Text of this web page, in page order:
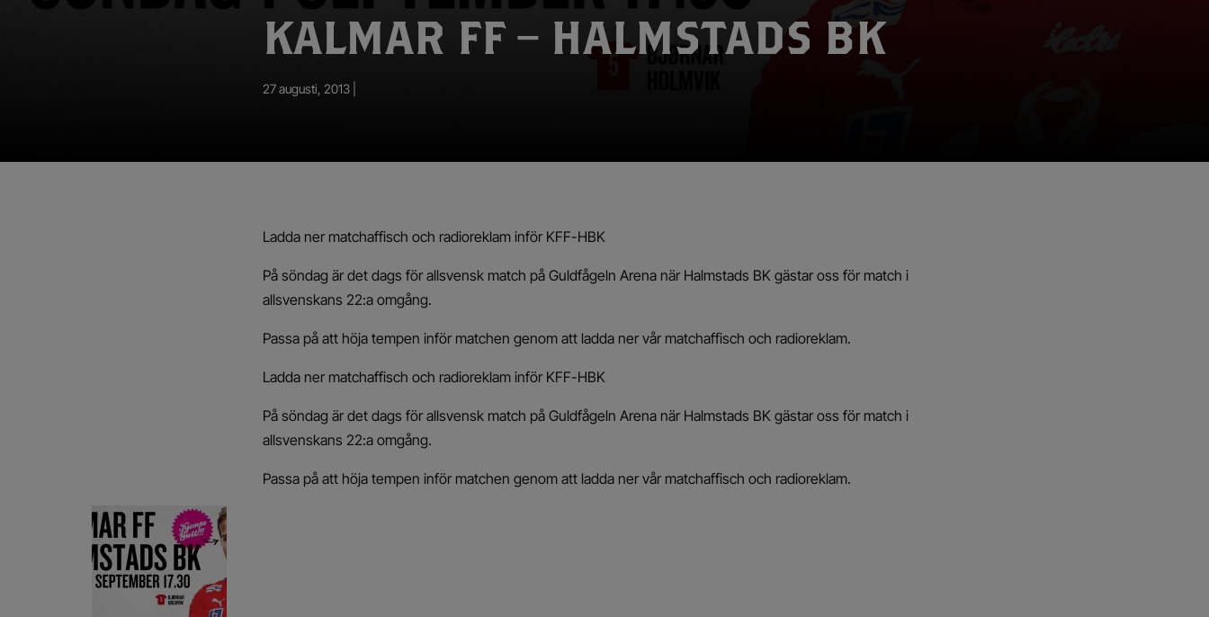
App – Användarvillkor
KALMAR FF – HALMSTADS BK
27 augusti, 2013 |
Ladda ner matchaffisch och radioreklam inför KFF-HBK
På söndag är det dags för allsvensk match på Guldfågeln Arena när Halmstads BK gästar oss för match i
allsvenskans 22:a omgång.
Passa på att höja tempen inför matchen genom att ladda ner vår matchaffisch och radioreklam.
Ladda ner matchaffisch och radioreklam inför KFF-HBK
På söndag är det dags för allsvensk match på Guldfågeln Arena när Halmstads BK gästar oss för match i
allsvenskans 22:a omgång.
Passa på att höja tempen inför matchen genom att ladda ner vår matchaffisch och radioreklam.